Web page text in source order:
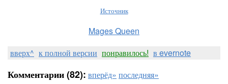
Источник
Mages Queen
вверх^ к полной версии понравилось! в evernote
Комментарии (82): вперёд» последняя»